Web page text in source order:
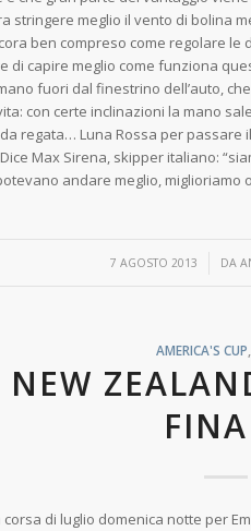
stringere meglio il vento di bolina
ben compreso come regolare le
di capire meglio come funziona
fuori dal finestrino dell’auto,
con certe inclinazioni la mano
regata… Luna Rossa per passare
Max Sirena, skipper italiano:
andare meglio, miglioriamo
7 AGOSTO 2013
/ DA
AMERICA'S CUP
NEW
corsa di luglio domenica notte per